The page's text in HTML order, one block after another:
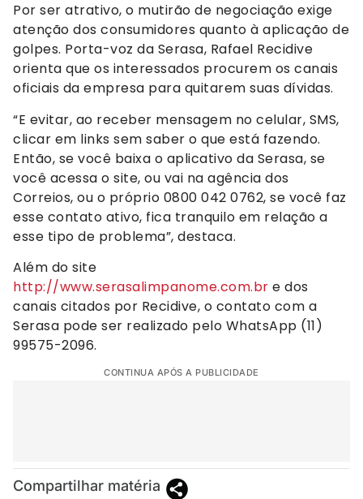
Por ser atrativo, o mutirão de negociação exige
atenção dos consumidores quanto à aplicação de
golpes. Porta-voz da Serasa, Rafael Recidive
orienta que os interessados procurem os canais
oficiais da empresa para quitarem suas dívidas.
“E evitar, ao receber mensagem no celular, SMS,
clicar em links sem saber o que está fazendo.
Então, se você baixa o aplicativo da Serasa, se
você acessa o site, ou vai na agência dos
Correios, ou o próprio 0800 042 0762, se você faz
esse contato ativo, fica tranquilo em relação a
esse tipo de problema”, destaca.
Além do site
http://www.serasalimpanome.com.br e dos
canais citados por Recidive, o contato com a
Serasa pode ser realizado pelo WhatsApp (11)
99575-2096.
CONTINUA APÓS A PUBLICIDADE
Compartilhar matéria